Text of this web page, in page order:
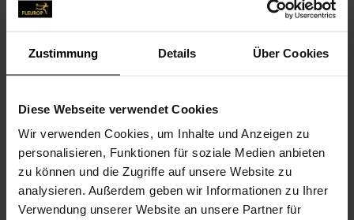
Zustimmung Details Über Cookies
Diese Webseite verwendet Cookies
Wir verwenden Cookies, um Inhalte und Anzeigen zu
personalisieren, Funktionen für soziale Medien anbieten
zu können und die Zugriffe auf unsere Website zu
analysieren. Außerdem geben wir Informationen zu Ihrer
Verwendung unserer Website an unsere Partner für
Bavelaar, Sonja
Bahnhofstr. 27
86424 Dinkelscherben